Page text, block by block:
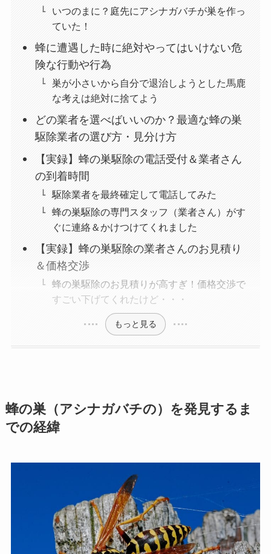
いつのまに？庭先にアシナガバチが巣を作っ
ていた！
蜂に遭遇した時に絶対やってはいけない危
険な行動や行為
巣が小さいから自分で退治しようとした馬鹿
な考えは絶対に捨てよう
どの業者を選べばいいのか？最適な蜂の巣
駆除業者の選び方・見分け方
【実録】蜂の巣駆除の電話受付＆業者さん
の到着時間
駆除業者を最終確定して電話してみた
蜂の巣駆除の専門スタッフ（業者さん）がす
ぐに連絡＆かけつけてくれました
【実録】蜂の巣駆除の業者さんのお見積り
＆価格交渉
蜂の巣駆除のお見積りが高すぎ！価格交渉で
すごい下げてくれたけど・・・
もっと見る
蜂の巣（アシナガバチの）を発見するま
での経緯